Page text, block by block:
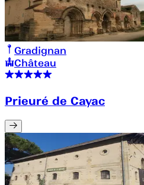
Gradignan
Château
Prieuré de Cayac